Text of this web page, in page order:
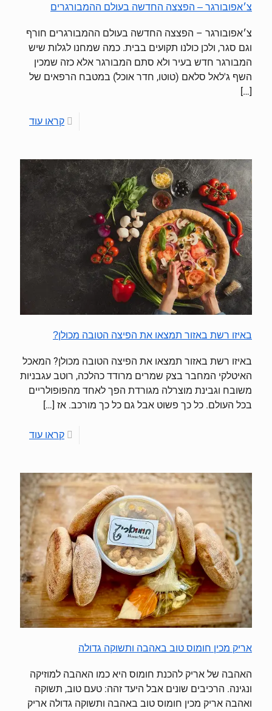
צ׳אפובורגר – הפצצה החדשה בעולם ההמבורגרים
צ׳אפובורגר – הפצצה החדשה בעולם ההמבורגרים חורף
וגם סגר, ולכן כולנו תקועים בבית. כמה שמחנו לגלות שיש
המבורגר חדש בעיר ולא סתם המבורגר אלא כזה שמכין
השף ג'לאל סלאם (טוטו, חדר אוכל) במטבח הרפאים של
[…]
קראו עוד
באיזו רשת באזור תמצאו את הפיצה הטובה מכולן?
באיזו רשת באזור תמצאו את הפיצה הטובה מכולן? המאכל
האיטלקי המחבר בצק שמרים מרודד כהלכה, רוטב עגבניות
משובח וגבינת מוצרלה מגורדת הפך לאחד מהפופולריים
בכל העולם. כל כך פשוט אבל גם כל כך מורכב. אז […]
קראו עוד
אריק מכין חומוס טוב באהבה ותשוקה גדולה
האהבה של אריק להכנת חומוס היא כמו האהבה למוזיקה
ונגינה. הרכיבים שונים אבל היעד זהה: טעם טוב, תשוקה
ואהבה אריק מכין חומוס טוב באהבה ותשוקה גדולה אריק